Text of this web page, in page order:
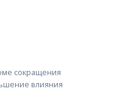
сокращения
влияния